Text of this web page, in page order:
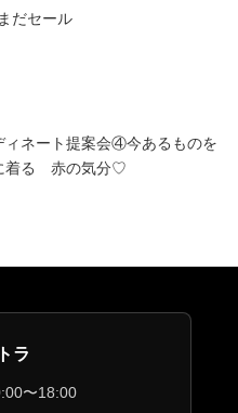
だセール
ィネート提案会④今あるものを
着る 赤の気分♡
ラ
〜18:00